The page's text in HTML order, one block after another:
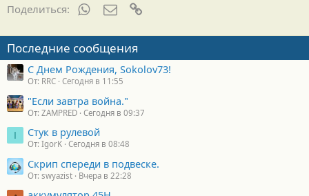
Поделиться: WhatsAppЭлектронная почта
Последние сообщения
С Днем Рождения, Sokolov73!
От: RRC Сегодня в 11:55
"Если завтра война."
От: ZAMPRED Сегодня в 09:37
I Стук в рулевой
От: IgorK Сегодня в 08:48
Скрип спереди в подвеске.
От: swyazist Вчера в 22:28